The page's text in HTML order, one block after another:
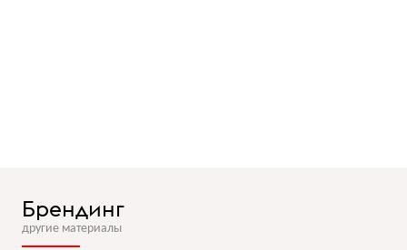
Брендинг
другие материалы